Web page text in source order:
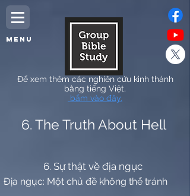
MENU
6. The Truth About Hell
6. Sự thật về địa ngục
Địa ngục: Một chủ đề không thể tránh
Để xem thêm các nghiên cứu kinh thánh
bằng tiếng Việt,
bấm vào đây.